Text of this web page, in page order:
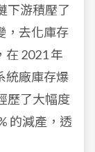
下游積壓了
，去化庫存
2021 年
統廠庫存爆
歷了大幅度
的減產，透